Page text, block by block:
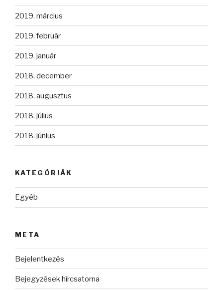
2019. március
2019. február
2019. január
2018. december
2018. augusztus
2018. július
2018. június
KATEGÓRIÁK
Egyéb
META
Bejelentkezés
Bejegyzések hírcsatorna